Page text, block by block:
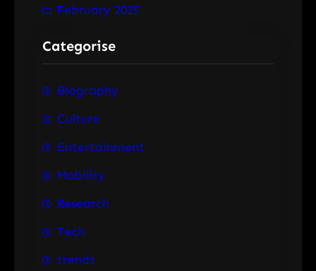
February 2025
Categorise
Biography
Culture
Entertainment
Mobility
Research
Tech
trends